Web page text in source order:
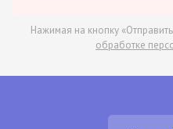
Нажимая на кнопку
обработке